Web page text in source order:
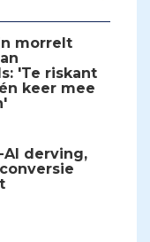
morrelt
'Te riskant
keer mee
AI derving,